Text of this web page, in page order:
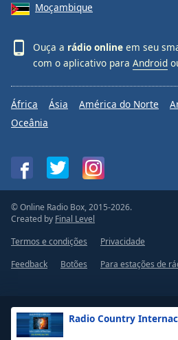
Radio Country
Moçambique
Ouça a rádio online em seu
com o aplicativo para Android
África Ásia América do Norte
Oceânia
© Online Radio Box, 2015-2026.
Created by Final Level
Termos e condições
Privacidade
Feedback
Botões Para estações de